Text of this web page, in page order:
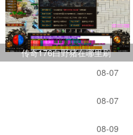
传奇176白野猪在哪里刷
08-07
08-07
08-09